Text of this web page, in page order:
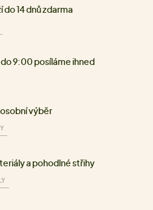
do 14 dnů zdarma
9:00 posíláme ihned
výběr
a pohodlné střihy